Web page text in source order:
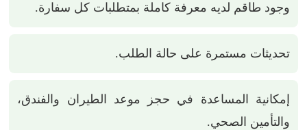
وجود طاقم لديه معرفة كاملة بمتطلبات كل سفارة.
تحديثات مستمرة على حالة الطلب.
إمكانية المساعدة في حجز موعد الطيران والفندق،
والتأمين الصحي.